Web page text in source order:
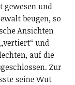
gewesen und
beugen, so
Ansichten
und
auf die
Zur
seine Wut